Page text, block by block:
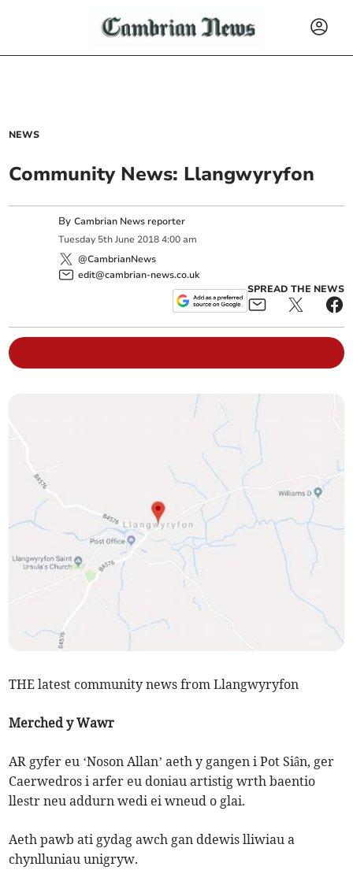
NEWS
Community News: Llangwyryfon
ByCambrian News reporter
Tuesday 5th June 2018 4:00 am
@CambrianNews
edit@cambrian-news.co.uk
SPREAD THE NEWS
THE latest community news from Llangwyryfon
Merched y Wawr
AR gyfer eu ‘Noson Allan’ aeth y gangen i Pot Siân, ger
Caerwedros i arfer eu doniau artistig wrth baentio
llestr neu addurn wedi ei wneud o glai.
Aeth pawb ati gydag awch gan ddewis lliwiau a
chynlluniau unigryw.